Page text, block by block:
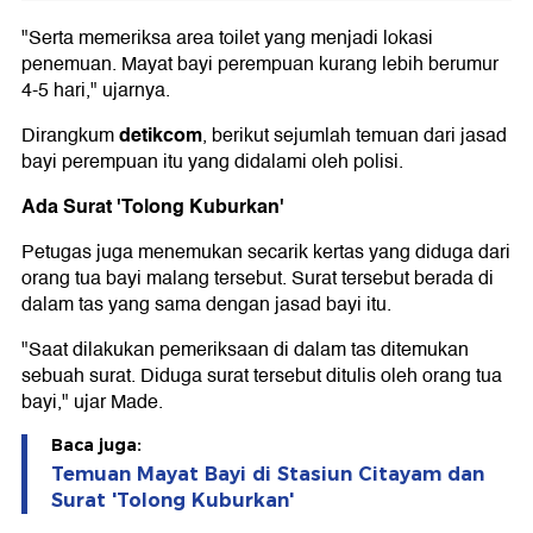
"Serta memeriksa area toilet yang menjadi lokasi
penemuan. Mayat bayi perempuan kurang lebih berumur
4-5 hari," ujarnya.
Dirangkumdetikcom, berikut sejumlah temuan dari jasad
bayi perempuan itu yang didalami oleh polisi.
Ada Surat 'Tolong Kuburkan'
Petugas juga menemukan secarik kertas yang diduga dari
orang tua bayi malang tersebut. Surat tersebut berada di
dalam tas yang sama dengan jasad bayi itu.
"Saat dilakukan pemeriksaan di dalam tas ditemukan
sebuah surat. Diduga surat tersebut ditulis oleh orang tua
bayi," ujar Made.
Baca juga:
Temuan Mayat Bayi di Stasiun Citayam dan
Surat 'Tolong Kuburkan'